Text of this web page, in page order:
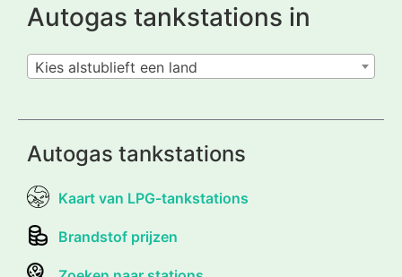
Autogas tankstations in
Kies alstublieft een land
Autogas tankstations
Kaart van LPG-tankstations
Brandstof prijzen